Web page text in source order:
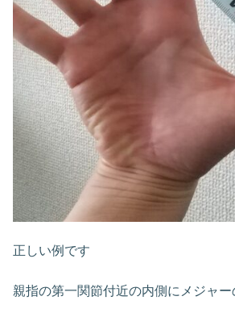
正しい例です
親指の第一関節付近の内側にメジャー